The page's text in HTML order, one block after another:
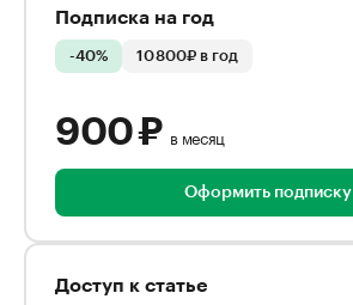
Подписка на год
-40% 10 800₽ в год
900 ₽ в месяц
Оформить подписку
Доступ к статье